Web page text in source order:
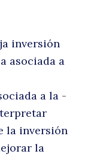
inversión
asociada a
a la -
la inversión
la